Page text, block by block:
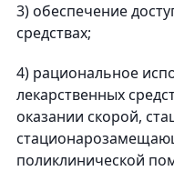
3) обеспечение
средствах;
4) рациональное
лекарственных
оказании скорой,
поликлинической